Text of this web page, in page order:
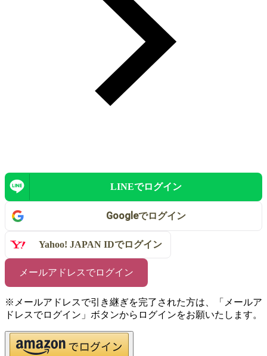
LINEでログイン
Googleでログイン
Yahoo! JAPAN IDでログイン
メールアドレスでログイン
※メールアドレスで引き継ぎを完了された方は、「メールア
ドレスでログイン」ボタンからログインをお願いたします。